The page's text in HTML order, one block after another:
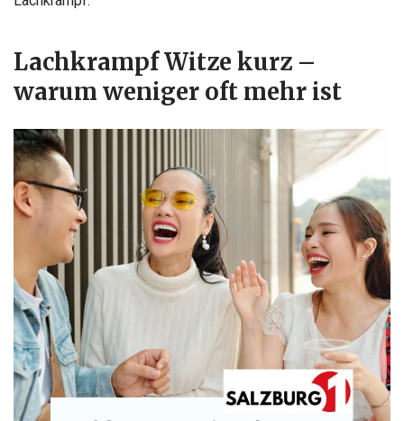
Lachkrampf Witze kurz –
warum weniger oft mehr ist